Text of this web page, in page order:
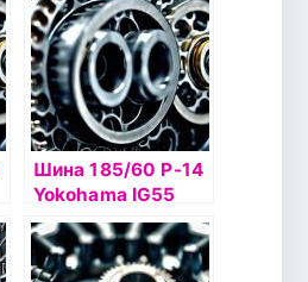
Шина 185/60 Р-14
Yokohama IG55
82T б/к шип